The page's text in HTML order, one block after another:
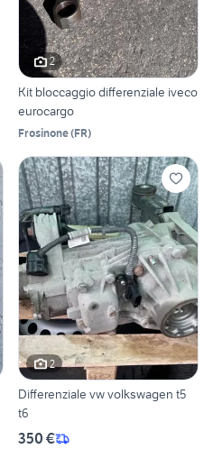
2
Kit bloccaggio differenziale iveco
eurocargo
Frosinone(FR)
2
Differenziale vw volkswagen t5
t6
350 €